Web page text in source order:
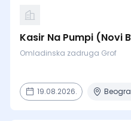
Kasir Na Pumpi (Novi
Omladinska zadruga Grof
19.08.2026.